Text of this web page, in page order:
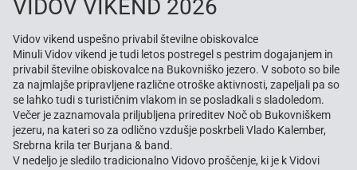
VIDOV VIKEND 2026
Vidov vikend uspešno privabil številne obiskovalce
Minuli Vidov vikend je tudi letos postregel s pestrim dogajanjem in
privabil številne obiskovalce na Bukovniško jezero. V soboto so bile
za najmlajše pripravljene različne otroške aktivnosti, zapeljali pa so
se lahko tudi s turističnim vlakom in se posladkali s sladoledom.
Večer je zaznamovala priljubljena prireditev Noč ob Bukovniškem
jezeru, na kateri so za odlično vzdušje poskrbeli Vlado Kalember,
Srebrna krila ter Burjana & band.
V nedeljo je sledilo tradicionalno Vidovo proščenje, ki je k Vidovi